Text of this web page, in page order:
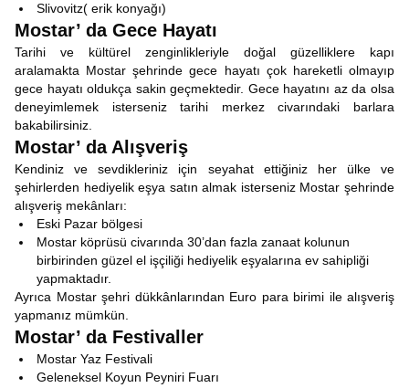
Slivovitz( erik konyağı)
Mostar’ da Gece Hayatı
Tarihi ve kültürel zenginlikleriyle doğal güzelliklere kapı
aralamakta Mostar şehrinde gece hayatı çok hareketli olmayıp
gece hayatı oldukça sakin geçmektedir. Gece hayatını az da olsa
deneyimlemek isterseniz tarihi merkez civarındaki barlara
bakabilirsiniz.
Mostar’ da Alışveriş
Kendiniz ve sevdikleriniz için seyahat ettiğiniz her ülke ve
şehirlerden hediyelik eşya satın almak isterseniz Mostar şehrinde
alışveriş mekânları:
Eski Pazar bölgesi
Mostar köprüsü civarında 30’dan fazla zanaat kolunun
birbirinden güzel el işçiliği hediyelik eşyalarına ev sahipliği
yapmaktadır.
Ayrıca Mostar şehri dükkânlarından Euro para birimi ile alışveriş
yapmanız mümkün.
Mostar’ da Festivaller
Mostar Yaz Festivali
Geleneksel Koyun Peyniri Fuarı